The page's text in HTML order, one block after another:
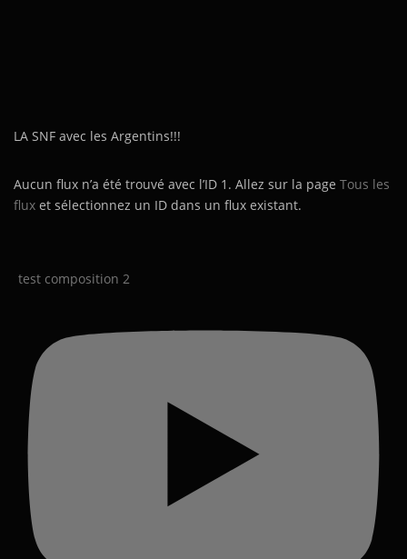
LA SNF avec les Argentins!!!
Aucun flux n’a été trouvé avec l’ID 1. Allez sur la page Tous les
flux et sélectionnez un ID dans un flux existant.
test composition 2